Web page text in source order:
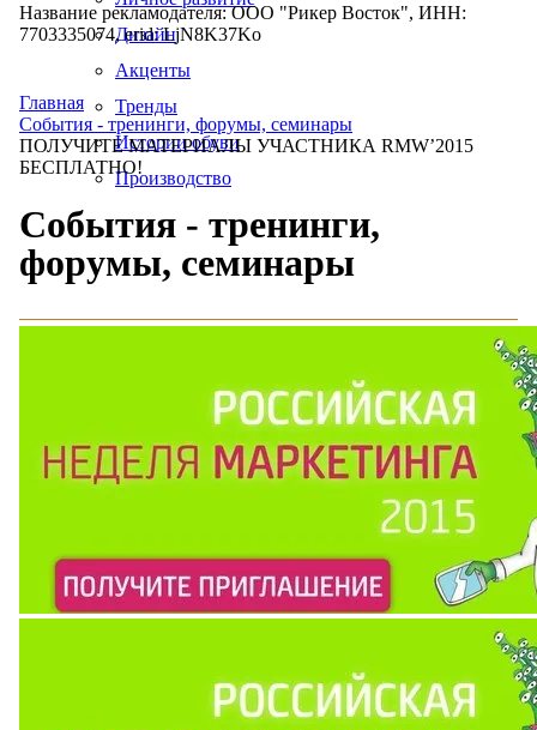
Дизайн
Акценты
Тренды
Истории обуви
Производство
Название рекламодателя: ООО "Рикер Восток", ИНН:
7703335074, erid: LjN8K37Ko
Главная
События - тренинги, форумы, семинары
ПОЛУЧИТЕ МАТЕРИАЛЫ УЧАСТНИКА RMW’2015
БЕСПЛАТНО!
События - тренинги,
форумы, семинары